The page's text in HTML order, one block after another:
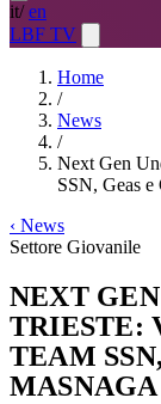
it/ en
LBF TV
Home
/
News
/
Next Gen
SSN, Geas e
‹ News
Settore Giovanile
NEXT
TRIESTE:
TEAM
MASNAGA